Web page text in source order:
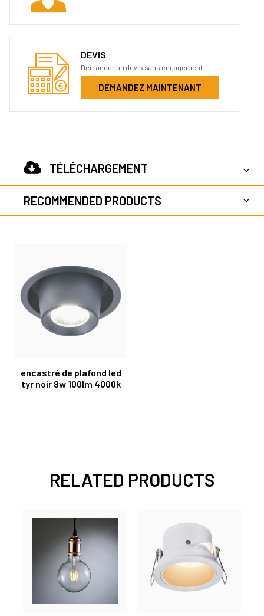
DEVIS
Demander un devis sans engagement
DEMANDEZ MAINTENANT
TÉLÉCHARGEMENT
RECOMMENDED PRODUCTS
encastré de plafond led
tyr noir 8w 100lm 4000k
RELATED PRODUCTS